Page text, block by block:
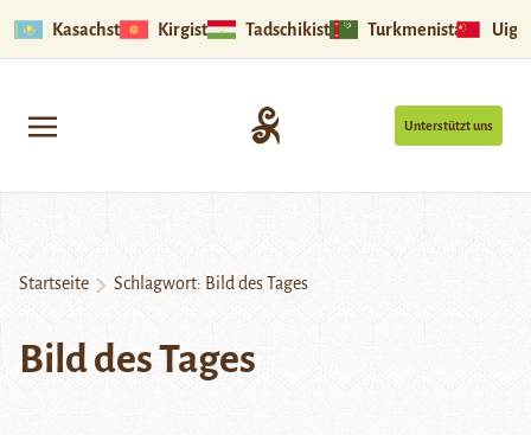
Kasachstan Kirgistan Tadschikistan Turkmenistan
Unterstützt uns
Startseite Schlagwort: Bild des Tages
Bild des Tages